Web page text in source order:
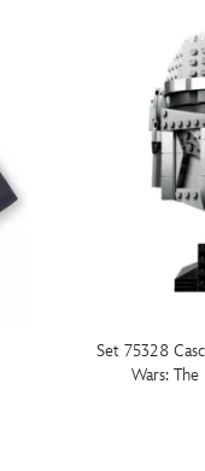
Set 75328
Wars: